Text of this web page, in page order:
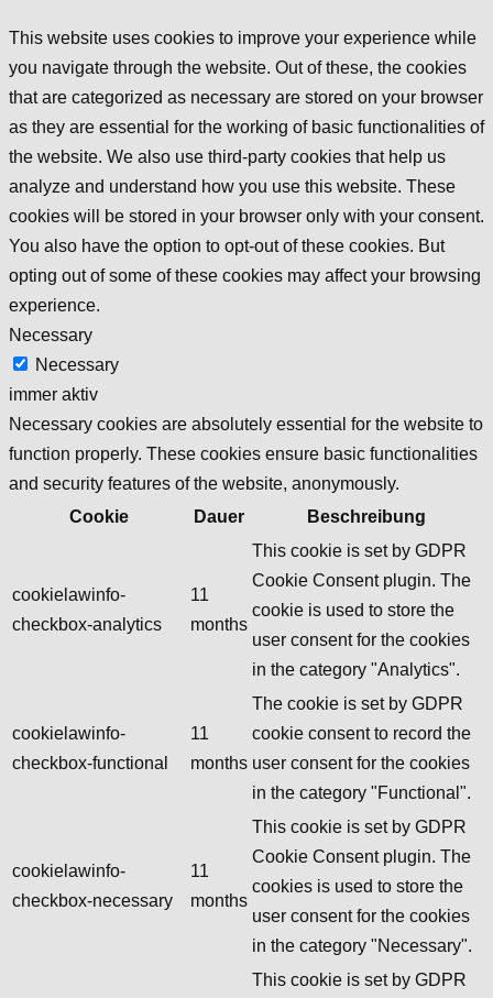
This website uses cookies to improve your experience while
you navigate through the website. Out of these, the cookies
that are categorized as necessary are stored on your browser
as they are essential for the working of basic functionalities of
the website. We also use third-party cookies that help us
analyze and understand how you use this website. These
cookies will be stored in your browser only with your consent.
You also have the option to opt-out of these cookies. But
opting out of some of these cookies may affect your browsing
experience.
Necessary
Necessary
immer aktiv
Necessary cookies are absolutely essential for the website to
function properly. These cookies ensure basic functionalities
and security features of the website, anonymously.
Cookie
Dauer Beschreibung
cookielawinfo-
checkbox-analytics
11
months
This cookie is set by GDPR
Cookie Consent plugin. The
cookie is used to store the
user consent for the cookies
in the category "Analytics".
cookielawinfo-
checkbox-functional
11
months
The cookie is set by GDPR
cookie consent to record the
user consent for the cookies
in the category "Functional".
cookielawinfo-
checkbox-necessary
11
months
This cookie is set by GDPR
Cookie Consent plugin. The
cookies is used to store the
user consent for the cookies
in the category "Necessary".
This cookie is set by GDPR